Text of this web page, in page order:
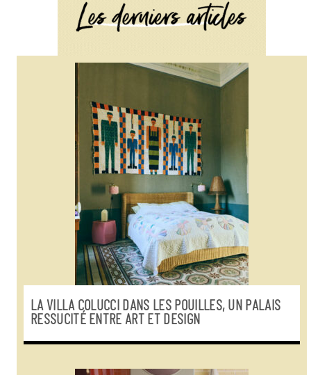
LA VILLA COLUCCI DANS LES POUILLES, UN PALAIS
RESSUCITÉ ENTRE ART ET DESIGN